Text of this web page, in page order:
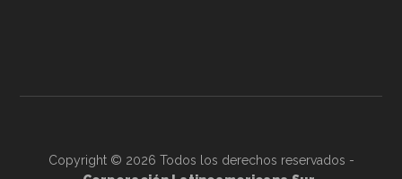
Copyright © 2026 Todos los derechos reservados -